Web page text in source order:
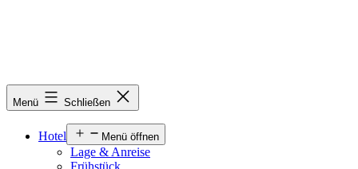
Menü Schließen
Hotel Menü öffnen
Lage & Anreise
Frühstück